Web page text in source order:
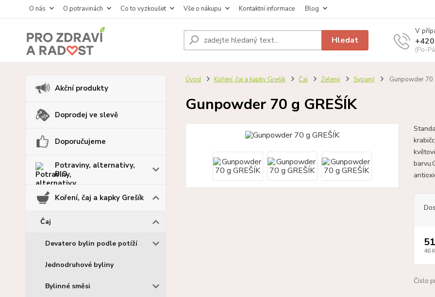
O nás O potravinách Co to vyzkoušet Vše o nákupu Kontaktní informace Blog
Hledat
V
(Po-
Akční produkty
Doprodej ve slevě
Doporučujeme
Potraviny, alternativy,
BIO
Koření, čaj a kapky Grešík
Čaj
Devatero bylin podle potíží
Jednodruhové byliny
Bylinné směsi
Úvod Koření, čaj a kapky Grešík Čaj Zelený Sypaný Gunpowder 70
Gunpowder 70 g GREŠÍK
46
Číslo